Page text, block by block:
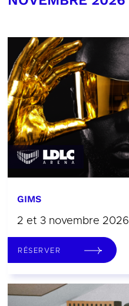
GIMS
2 et 3 novembre 2026
RÉSERVER